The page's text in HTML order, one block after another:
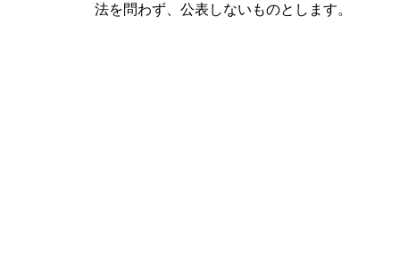
法を問わず、公表しないものとします。